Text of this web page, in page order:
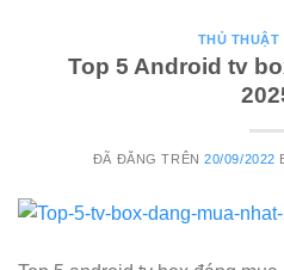
THỦ THUẬT
Top 5 Android tv
ĐÃ ĐĂNG TRÊN20/09/2022